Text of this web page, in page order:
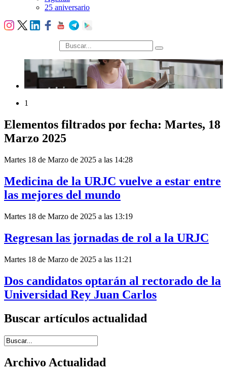
25 aniversario
búsqueda
1
Elementos filtrados por fecha: Martes, 18
Marzo 2025
Martes 18 de Marzo de 2025 a las 14:28
Medicina de la URJC vuelve a estar entre
las mejores del mundo
Martes 18 de Marzo de 2025 a las 13:19
Regresan las jornadas de rol a la URJC
Martes 18 de Marzo de 2025 a las 11:21
Dos candidatos optarán al rectorado de la
Universidad Rey Juan Carlos
Buscar artículos actualidad
Introduce términos de búsqueda
Archivo Actualidad